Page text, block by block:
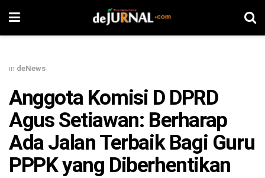
in deNews
Anggota Komisi D DPRD
Agus Setiawan: Berharap
Ada Jalan Terbaik Bagi Guru
PPPK yang Diberhentikan